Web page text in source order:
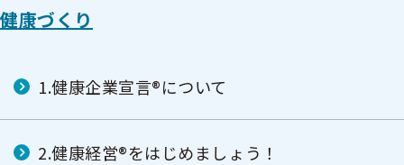
健康づくり
1.健康企業宣言®について
2.健康経営®をはじめましょう！